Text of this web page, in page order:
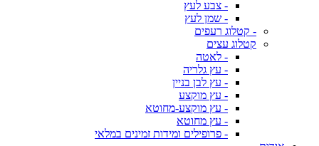
- צבע לעץ
- שמן לעץ
- קטלוג רעפים
קטלוג עצים
- לאטה
- עץ גלריה
- עץ לבן בניין
- עץ מוקצע
- עץ מוקצע-מחוטא
- עץ מחוטא
- פרופילים ומידות זמינים במלאי